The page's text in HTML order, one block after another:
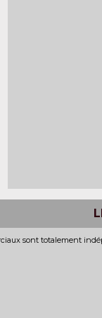
sont totalement